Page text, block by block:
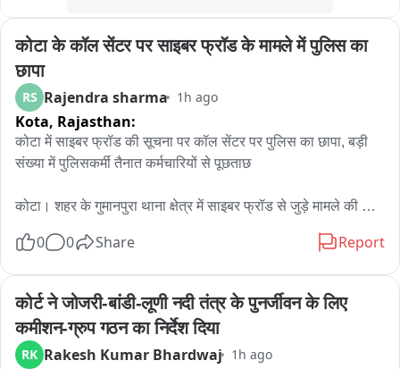
कोटा के कॉल सेंटर पर साइबर फ्रॉड के मामले में पुलिस का
छापा
RS Rajendra sharma 1h ago
Kota, Rajasthan:
कोटा में साइबर फ्रॉड की सूचना पर कॉल सेंटर पर पुलिस का छापा, बड़ी
संख्या में पुलिसकर्मी तैनात कर्मचारियों से पूछताछ
कोटा। शहर के गुमानपुरा थाना क्षेत्र में साइबर फ्रॉड से जुड़े मामले की
छापा मारा। शुक्रवार रात करीब 9 बजे हुई इस कार्रवाई के दौरान बड़ी संख्या
जानकारी के अनुसार, साइबर फ्रॉड से जुड़े मामले की जांच के तहत पुलिस
टीम ने कॉल सेंटर में मौजूद कर्मचारियों से पूछताछ शुरू की। पुलिस
अधिकारियों ने कॉल सेंटर में संचालित गतिविधियों और कर्मचारियों की
0 0 Share Report
कोर्ट ने जोजरी-बांडी-लूणी नदी तंत्र के पुनर्जीवन के लिए
कमीशन-ग्रुप गठन का निर्देश दिया
RK Rakesh Kumar Bhardwaj 1h ago